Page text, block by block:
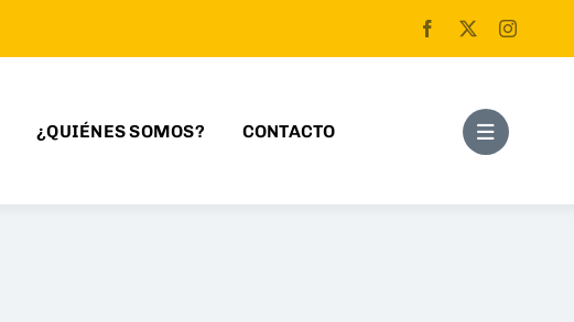
¿QUIÉNES SOMOS? CONTACTO